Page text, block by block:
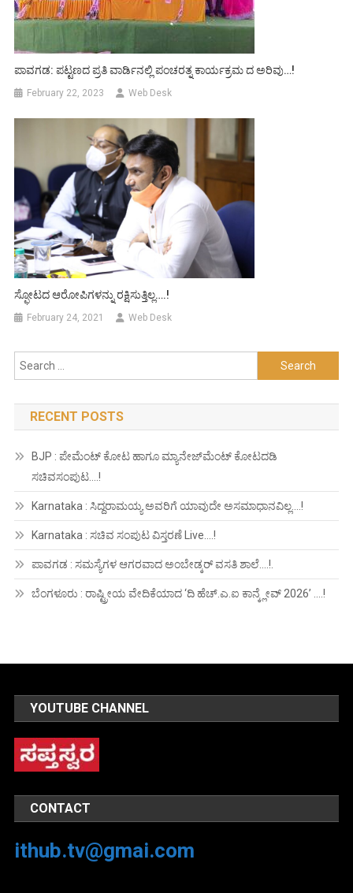
ಪಾವಗಡ: ಪಟ್ಟಣದ ಪ್ರತಿ ವಾರ್ಡಿನಲ್ಲಿ ಪಂಚರತ್ನ ಕಾರ್ಯಕ್ರಮ ದ ಅರಿವು…!
February 22, 2023 Web Desk
ಸ್ಫೋಟದ ಆರೋಪಿಗಳನ್ನು ರಕ್ಷಿಸುತ್ತಿಲ್ಲ….!
February 24, 2021 Web Desk
Search
for:
RECENT POSTS
BJP : ಪೇಮೆಂಟ್ ಕೋಟ ಹಾಗೂ ಮ್ಯಾನೇಜ್‍ಮೆಂಟ್ ಕೋಟದಡಿ
ಸಚಿವಸಂಪುಟ….!
Karnataka : ಸಿದ್ದರಾಮಯ್ಯ ಅವರಿಗೆ ಯಾವುದೇ ಅಸಮಾಧಾನವಿಲ್ಲ….!
Karnataka : ಸಚಿವ ಸಂಪುಟ ವಿಸ್ತರಣೆ Live….!
ಪಾವಗಡ : ಸಮಸ್ಯೆಗಳ ಆಗರವಾದ ಅಂಬೇಡ್ಕರ್ ವಸತಿ ಶಾಲೆ….!.
ಬೆಂಗಳೂರು : ರಾಷ್ಟ್ರೀಯ ವೇದಿಕೆಯಾದ ‘ದಿ ಹೆಚ್.ಎ.ಐ ಕಾನ್ಕ್ಲೇವ್ 2026’ ….!
YOUTUBE CHANNEL
CONTACT
ithub.tv@gmai.com